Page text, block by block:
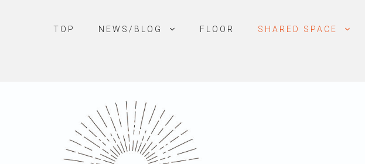
TOP NEWS/BLOG FLOOR SHARED SPACE